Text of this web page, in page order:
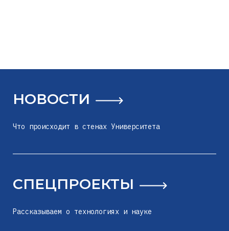
НОВОСТИ
Что происходит в стенах Университета
СПЕЦПРОЕКТЫ
Рассказываем о технологиях и науке